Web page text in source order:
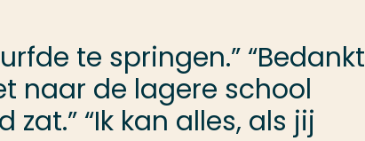
te springen.” “Bedankt
naar de lagere school
“Ik kan alles, als jij